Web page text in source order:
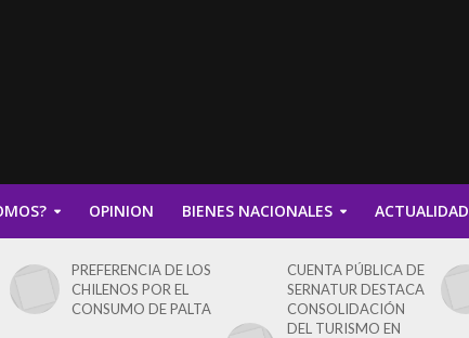
OPINION BIENES NACIONALES ACTUALIDAD
PREFERENCIA DE LOS
CHILENOS POR EL
CONSUMO DE PALTA
CUENTA PÚBLICA DE
SERNATUR DESTACA
CONSOLIDACIÓN
DEL TURISMO EN